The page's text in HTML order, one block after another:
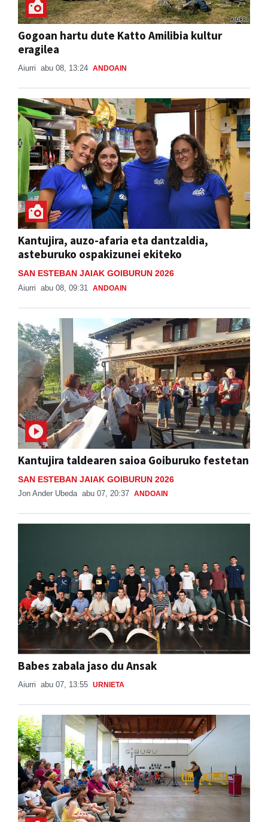
Gogoan hartu dute Katto Amilibia kultur
eragilea
Aiurri abu 08, 13:24 ANDOAIN
Kantujira, auzo-afaria eta dantzaldia,
asteburuko ospakizunei ekiteko
SAN ESTEBAN JAIAK GOIBURUN 2026
Aiurri abu 08, 09:31 ANDOAIN
Kantujira taldearen saioa Goiburuko festetan
SAN ESTEBAN JAIAK GOIBURUN 2026
Jon Ander Ubeda abu 07, 20:37 ANDOAIN
Babes zabala jaso du Ansak
Aiurri abu 07, 13:55 URNIETA